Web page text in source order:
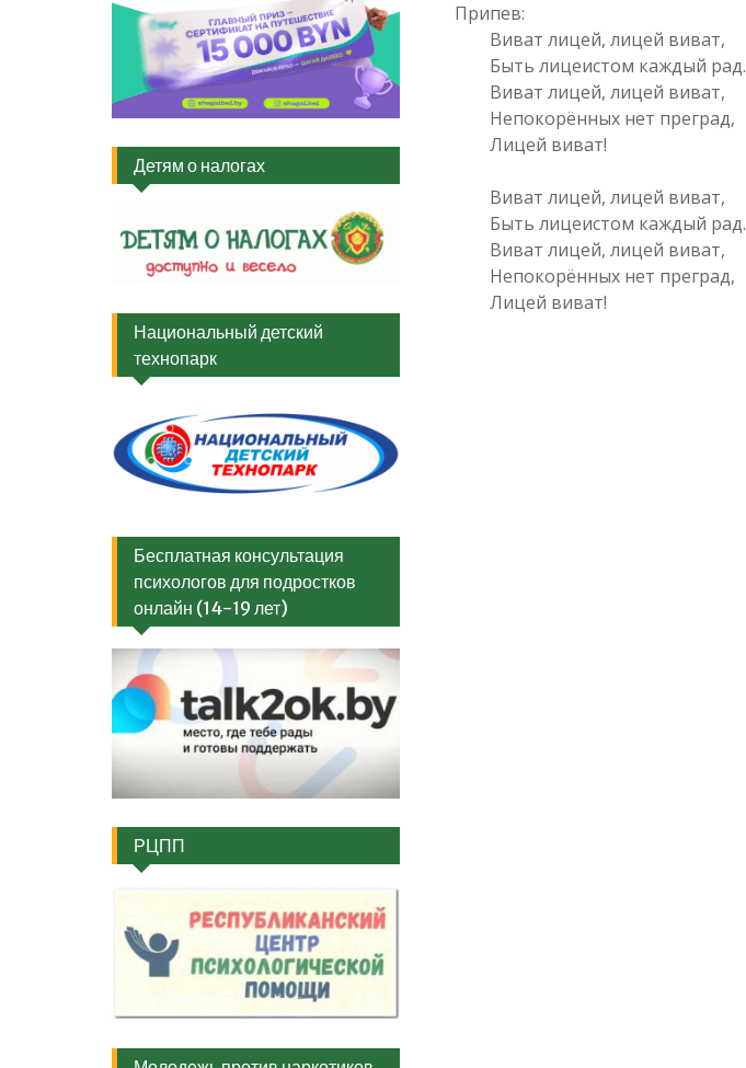
Припев:
Виват лицей, лицей виват,
Быть лицеистом каждый рад.
Виват лицей, лицей виват,
Непокорённых нет преград,
Лицей виват!
Виват лицей, лицей виват,
Быть лицеистом каждый рад.
Виват лицей, лицей виват,
Непокорённых нет преград,
Лицей виват!
Детям о налогах
Национальный детский
технопарк
Бесплатная консультация
психологов для подростков
онлайн (14-19 лет)
РЦПП